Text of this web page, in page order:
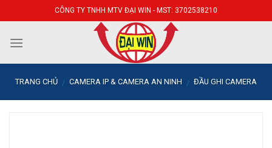
to
content
CÔNG TY TNHH MTV ĐẠI WIN - MST: 3702538210
TRANG CHỦ / CAMERA IP & CAMERA AN NINH / ĐẦU GHI CAMERA